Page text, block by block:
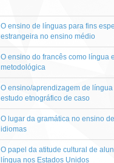
O ensino de línguas para fins
estrangeira no ensino médio
O ensino do francês como língua
metodológica
O ensino/aprendizagem de
estudo etnográfico de caso
O lugar da gramática no ensino
idiomas
O papel da atitude cultural de
língua nos Estados Unidos